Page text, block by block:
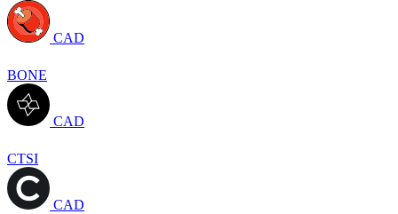
CAD
BONE
CAD
CTSI
CAD